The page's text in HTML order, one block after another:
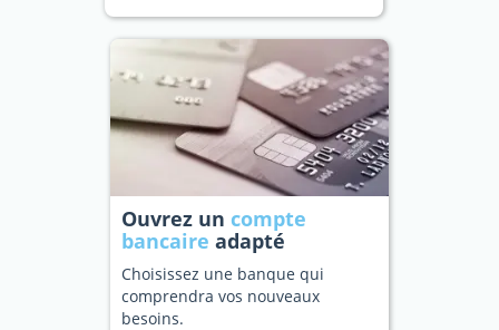
Ouvrez un compte
bancaire adapté
Choisissez une banque qui
comprendra vos nouveaux
besoins.